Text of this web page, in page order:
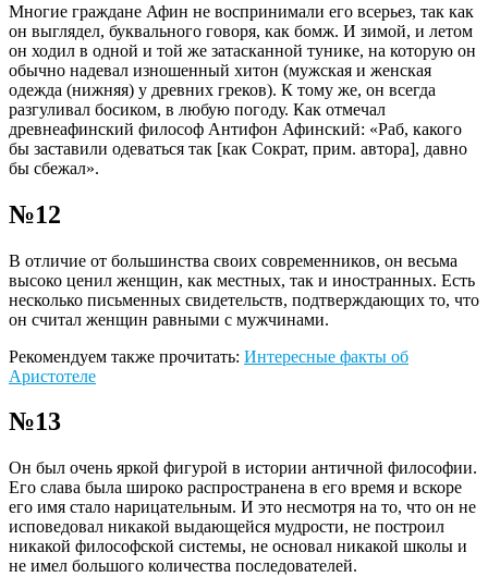
Многие граждане Афин не воспринимали его всерьез, так как
он выглядел, буквального говоря, как бомж. И зимой, и летом
он ходил в одной и той же затасканной тунике, на которую он
обычно надевал изношенный хитон (мужская и женская
одежда (нижняя) у древних греков). К тому же, он всегда
разгуливал босиком, в любую погоду. Как отмечал
древнеафинский философ Антифон Афинский: «Раб, какого
бы заставили одеваться так [как Сократ, прим. автора], давно
бы сбежал».
№12
В отличие от большинства своих современников, он весьма
высоко ценил женщин, как местных, так и иностранных. Есть
несколько письменных свидетельств, подтверждающих то, что
он считал женщин равными с мужчинами.
Рекомендуем также прочитать: Интересные факты об
Аристотеле
№13
Он был очень яркой фигурой в истории античной философии.
Его слава была широко распространена в его время и вскоре
его имя стало нарицательным. И это несмотря на то, что он не
исповедовал никакой выдающейся мудрости, не построил
никакой философской системы, не основал никакой школы и
не имел большого количества последователей.